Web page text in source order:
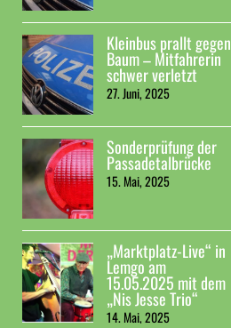
Kleinbus prallt gegen
Baum – Mitfahrerin
schwer verletzt
27. Juni, 2025
Sonderprüfung der
Passadetalbrücke
15. Mai, 2025
„Marktplatz-Live“ in
Lemgo am
15.05.2025 mit dem
„Nis Jesse Trio“
14. Mai, 2025